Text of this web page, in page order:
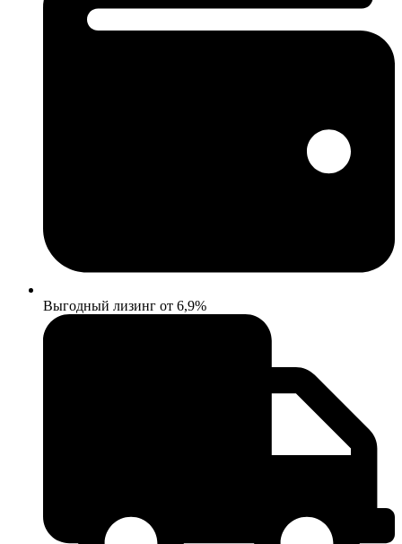
Выгодный лизинг от 6,9%